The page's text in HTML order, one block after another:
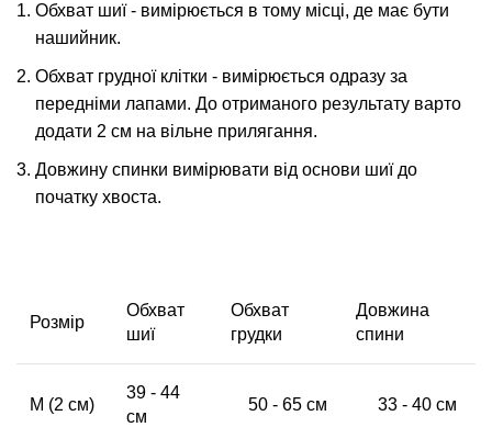
Обхват шиї - вимірюється в тому місці, де має бути
нашийник.
Обхват грудної клітки - вимірюється одразу за
передніми лапами. До отриманого результату варто
додати 2 см на вільне прилягання.
Довжину спинки вимірювати від основи шиї до
початку хвоста.
Розмір
Обхват
шиї
Обхват
грудки
Довжина
спини
M (2 см)
39 - 44
см
50 - 65 см 33 - 40 см